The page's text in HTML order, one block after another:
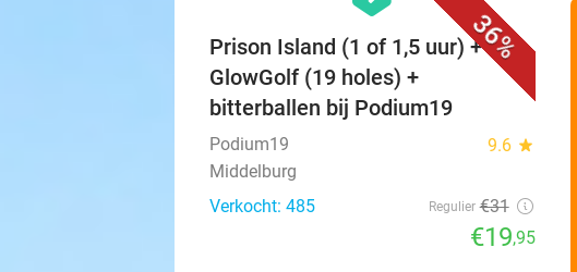
36%
Prison Island (1 of 1,5 uur) + evt.
GlowGolf (19 holes) +
bitterballen bij Podium19
Podium19 9.6 star
Middelburg
Verkocht: 485
Regulier €31
€19,95